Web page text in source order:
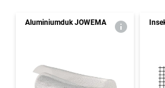
Aluminiumduk JOWEMA